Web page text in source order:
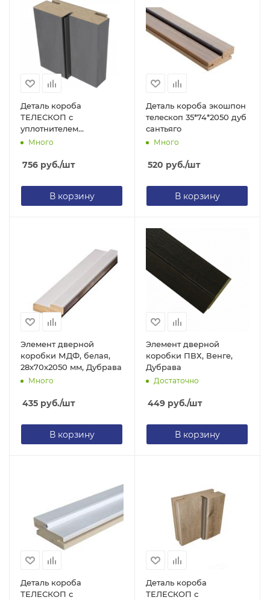
Деталь короба
ТЕЛЕСКОП с
уплотнителем
32х74х2050 ПВХ эмалит
Много
756 руб./шт
В корзину
Деталь короба экошпон
телескоп 35*74*2050 дуб
сантьяго
Много
520 руб./шт
В корзину
Элемент дверной
коробки МДФ, белая,
28х70х2050 мм, Дубрава
Много
435 руб./шт
В корзину
Элемент дверной
коробки ПВХ, Венге,
Дубрава
Достаточно
449 руб./шт
В корзину
Деталь короба
ТЕЛЕСКОП с
Деталь короба
ТЕЛЕСКОП с